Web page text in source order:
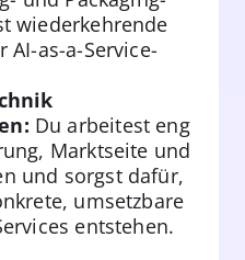
wiederkehrende
AI-as-a-Service-
Du arbeitest eng
Marktseite und
und sorgst dafür,
umsetzbare
entstehen.